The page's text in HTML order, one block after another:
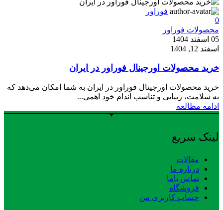
فوراور
0
محصولات فوراور
05 اسفند 1404
اسفند 12, 1404
خرید محصولات اورجینال فوراور در ایران
خرید محصولات اورجینال فوراور در ایران به شما امکان می‌دهد که
به سلامت، زیبایی و تناسب اندام خود اهمی...
ادامه مطالعه
لینک سریع
مقالات
درباره ما
تماس باما
فروشگاه
حساب کاربری من